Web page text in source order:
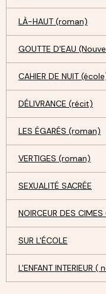
LÀ-HAUT (roman)
GOUTTE D'EAU
CAHIER DE NUIT
DÉLIVRANCE (récit)
LES ÉGARÉS (roman)
VERTIGES (roman)
SEXUALITÉ SACRÉE
NOIRCEUR DES
SUR L'ÉCOLE
L'ENFANT INTERIEUR (